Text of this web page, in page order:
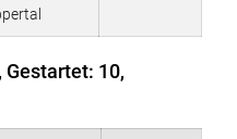
Gestartet: 10,